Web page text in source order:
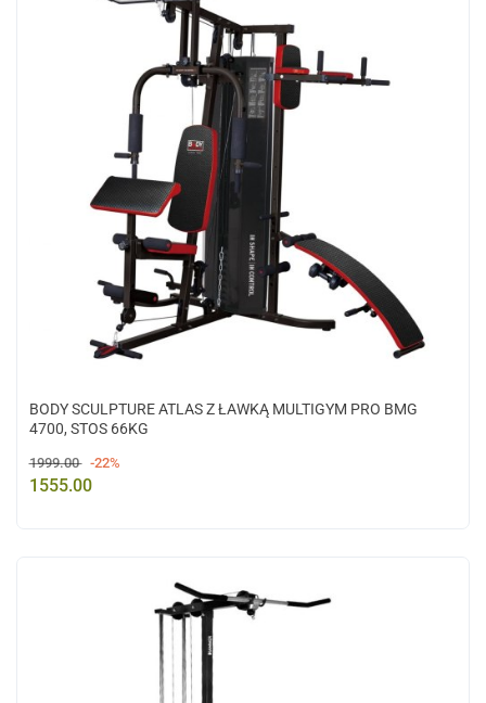
BODY SCULPTURE ATLAS Z ŁAWKĄ MULTIGYM PRO BMG
4700, STOS 66KG
1999.00 -22%
1555.00